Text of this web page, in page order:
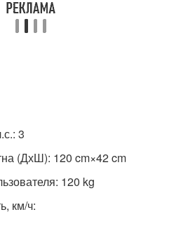
3
(ДхШ): 120 cm×42 cm
120 kg
км/ч: